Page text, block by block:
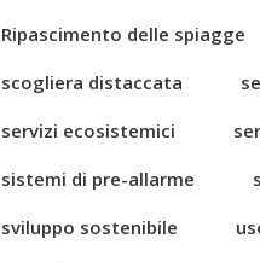
Ripascimento delle spiagge
scogliera distaccata
servizi ecosistemici
sistemi di pre-allarme
sviluppo sostenibile